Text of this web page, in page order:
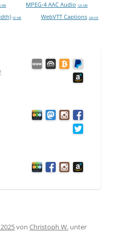
MB MPEG-4 AAC Audio 125 MB
65 MB WebVTT Captions 244 KB
von Christoph W. unter